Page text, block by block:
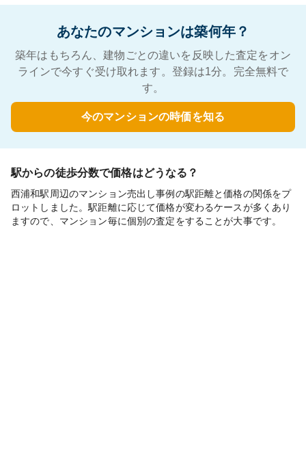
あなたのマンションは築何年？
築年はもちろん、建物ごとの違いを反映した査定をオン
ラインで今すぐ受け取れます。登録は1分。完全無料で
す。
今のマンションの時価を知る
駅からの徒歩分数で価格はどうなる？
西浦和駅周辺のマンション売出し事例の駅距離と価格の関係をプ
ロットしました。駅距離に応じて価格が変わるケースが多くあり
ますので、マンション毎に個別の査定をすることが大事です。